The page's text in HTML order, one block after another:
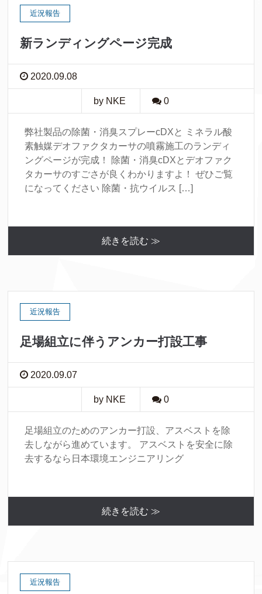
近況報告
新ランディングページ完成
2020.09.08
by NKE 0
弊社製品の除菌・消臭スプレーcDXと ミネラル酸
素触媒デオファクタカーサの噴霧施工のランディ
ングページが完成！ 除菌・消臭cDXとデオファク
タカーサのすごさが良くわかりますよ！ ぜひご覧
になってください 除菌・抗ウイルス […]
続きを読む ≫
近況報告
足場組立に伴うアンカー打設工事
2020.09.07
by NKE 0
足場組立のためのアンカー打設、アスベストを除
去しながら進めています。 アスベストを安全に除
去するなら日本環境エンジニアリング
続きを読む ≫
近況報告